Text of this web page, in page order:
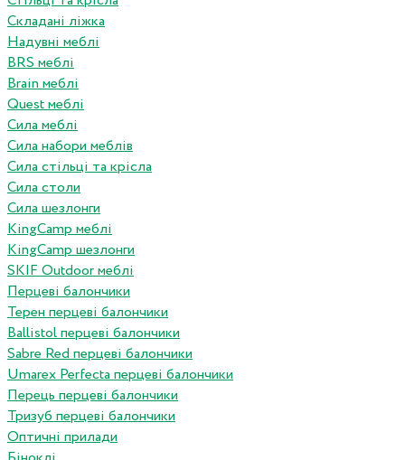
Складані ліжка
Надувні меблі
BRS меблі
Brain меблі
Quest меблі
Сила меблі
Сила набори меблів
Сила стільці та крісла
Сила столи
Сила шезлонги
KingCamp меблі
KingCamp шезлонги
SKIF Outdoor меблі
Перцеві балончики
Терен перцеві балончики
Ballistol перцеві балончики
Sabre Red перцеві балончики
Umarex Perfecta перцеві балончики
Перець перцеві балончики
Тризуб перцеві балончики
Оптичні прилади